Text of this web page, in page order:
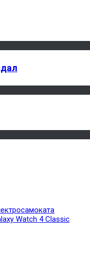
Watch 4 Classic